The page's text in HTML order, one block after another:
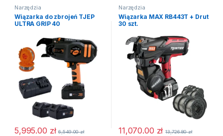
Narzędzia
Wiązarka do zbrojeń TJEP
ULTRA GRIP 40
5,995.00 zł 6,549.00zł
Narzędzia
Wiązarka MAX RB443T + Drut
30 szt.
11,070.00 zł 13,726.80zł